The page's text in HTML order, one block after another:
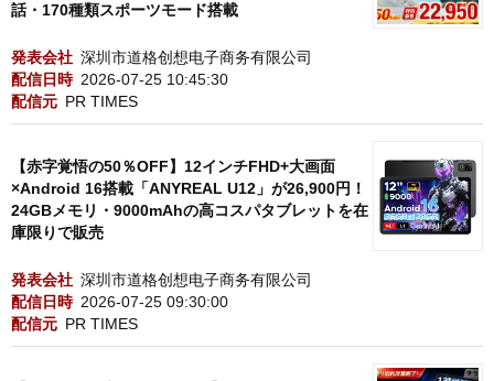
話・170種類スポーツモード搭載
発表会社 深圳市道格创想电子商务有限公司
配信日時 2026-07-25 10:45:30
配信元 PR TIMES
【赤字覚悟の50％OFF】12インチFHD+大画面
×Android 16搭載「ANYREAL U12」が26,900円！
24GBメモリ・9000mAhの高コスパタブレットを在
庫限りで販売
発表会社 深圳市道格创想电子商务有限公司
配信日時 2026-07-25 09:30:00
配信元 PR TIMES